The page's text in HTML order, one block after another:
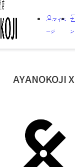
マイペ
ージ ン
AYANOKOJI X